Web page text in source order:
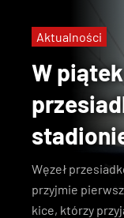
W
Węzeł
przyjmie
kice, którzy
Aktualności